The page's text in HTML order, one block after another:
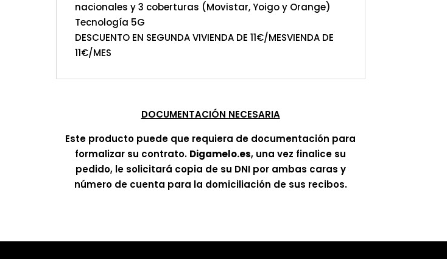
nacionales y 3 coberturas (Movistar, Yoigo y Orange)
Tecnología 5G
DESCUENTO EN SEGUNDA VIVIENDA DE 11€/MESVIENDA DE
11€/MES
DOCUMENTACIÓN NECESARIA
Este producto puede que requiera de documentación para
formalizar su contrato. Digamelo.es, una vez finalice su
pedido, le solicitará copia de su DNI por ambas caras y
número de cuenta para la domiciliación de sus recibos.